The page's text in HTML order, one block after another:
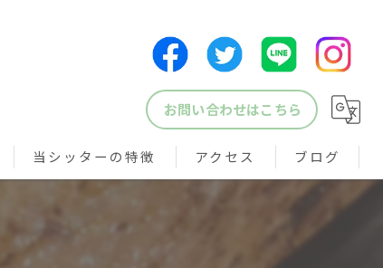
お問い合わせはこちら
当シッターの特徴 アクセス ブログ